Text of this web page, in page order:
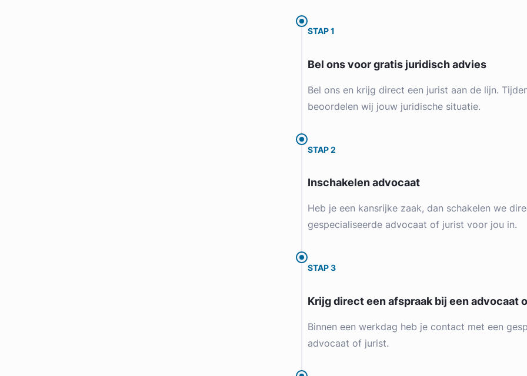
STAP 1
Bel ons voor gratis juridisch advies
Bel ons en krijg direct een jurist aan de lijn.
beoordelen wij jouw juridische situatie.
STAP 2
Inschakelen advocaat
Heb je een kansrijke zaak, dan schakelen we
gespecialiseerde advocaat of jurist voor jou in.
STAP 3
Krijg direct een afspraak bij een advocaat
Binnen een werkdag heb je contact met een
advocaat of jurist.